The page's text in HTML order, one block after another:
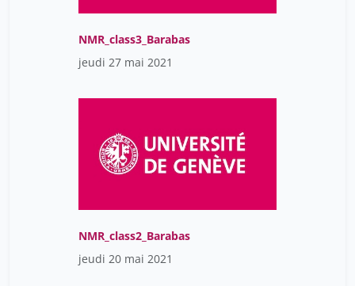
NMR_class3_Barabas
jeudi 27 mai 2021
NMR_class2_Barabas
jeudi 20 mai 2021